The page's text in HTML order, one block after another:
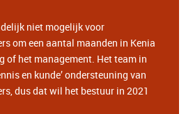
niet mogelijk voor
om een aantal maanden in Kenia
of het management. Het team in
en kunde’ ondersteuning van
dus dat wil het bestuur in 2021